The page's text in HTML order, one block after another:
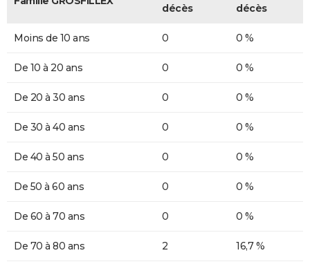
décès
décès
Moins de 10 ans 0 0 %
De 10 à 20 ans 0 0 %
De 20 à 30 ans 0 0 %
De 30 à 40 ans 0 0 %
De 40 à 50 ans 0 0 %
De 50 à 60 ans 0 0 %
De 60 à 70 ans 0 0 %
De 70 à 80 ans 2 16,7 %